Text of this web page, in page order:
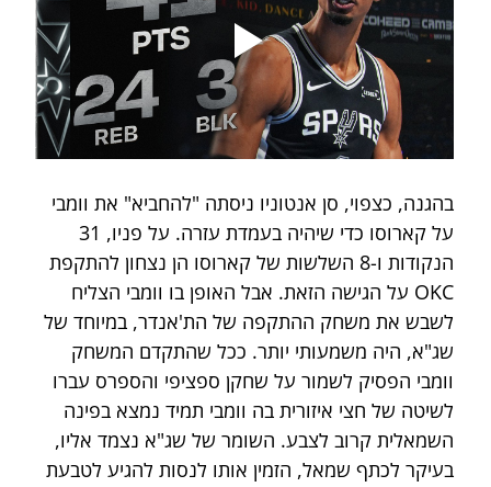
בהגנה, כצפוי, סן אנטוניו ניסתה "להחביא" את וומבי
על קארוסו כדי שיהיה בעמדת עזרה. על פניו, 31
הנקודות ו-8 השלשות של קארוסו הן נצחון להתקפת
OKC על הגישה הזאת. אבל האופן בו וומבי הצליח
לשבש את משחק ההתקפה של הת'אנדר, במיוחד של
שג"א, היה משמעותי יותר. ככל שהתקדם המשחק
וומבי הפסיק לשמור על שחקן ספציפי והספרס עברו
לשיטה של חצי איזורית בה וומבי תמיד נמצא בפינה
השמאלית קרוב לצבע. השומר של שג"א נצמד אליו,
בעיקר לכתף שמאל, הזמין אותו לנסות להגיע לטבעת